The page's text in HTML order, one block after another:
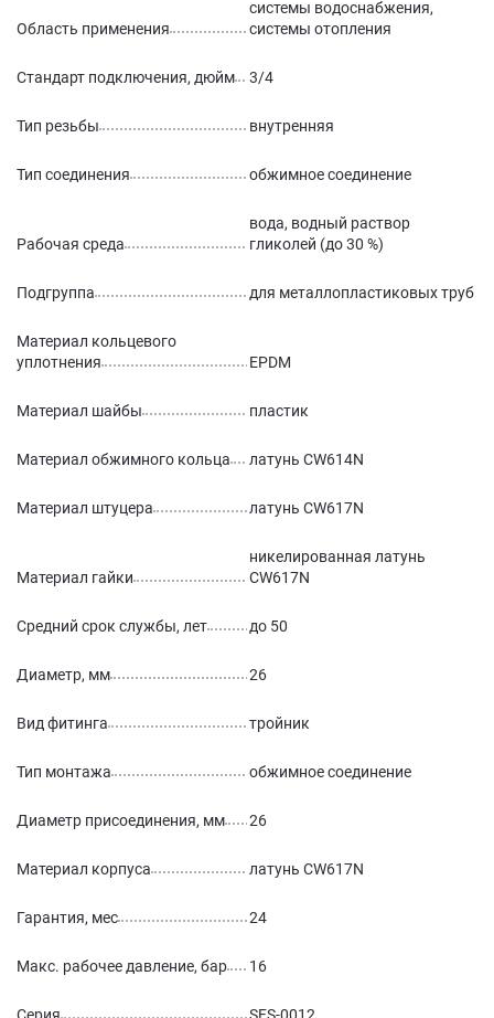
Область применения
системы водоснабжения,
системы отопления
Стандарт подключения, дюйм 3/4
Тип резьбы внутренняя
Тип соединения обжимное соединение
Рабочая среда
вода, водный раствор
гликолей (до 30 %)
Подгруппа для металлопластиковых труб
Материал кольцевого
уплотнения
EPDM
Материал шайбы пластик
Материал обжимного кольца латунь CW614N
Материал штуцера латунь CW617N
Материал гайки
никелированная латунь
CW617N
Средний срок службы, лет до 50
Диаметр, мм 26
Вид фитинга тройник
Тип монтажа обжимное соединение
Диаметр присоединения, мм 26
Материал корпуса латунь CW617N
Гарантия, мес 24
Макс. рабочее давление, бар 16